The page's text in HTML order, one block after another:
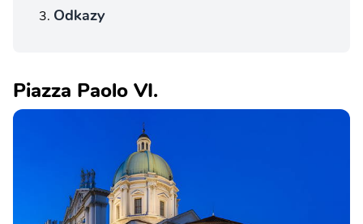
Odkazy
Piazza Paolo VI.